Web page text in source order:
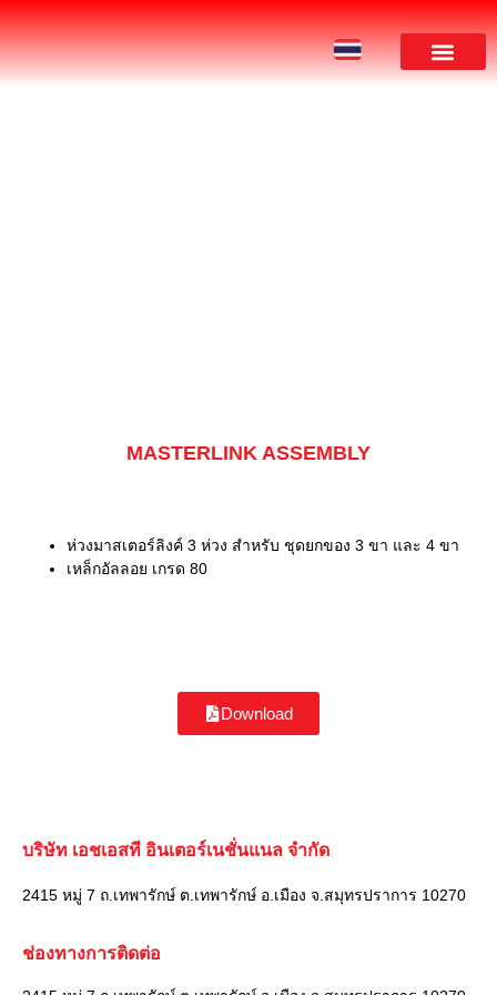
MASTERLINK ASSEMBLY
ห่วงมาสเตอร์ลิงค์ 3 ห่วง สำหรับ ชุดยกของ 3 ขา และ 4 ขา
เหล็กอัลลอย เกรด 80
Download
บริษัท เอชเอสที อินเตอร์เนชั่นแนล จำกัด
2415 หมู่ 7 ถ.เทพารักษ์ ต.เทพารักษ์ อ.เมือง จ.สมุทรปราการ 10270
ช่องทางการติดต่อ